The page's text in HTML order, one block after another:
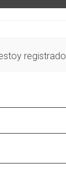
registrado